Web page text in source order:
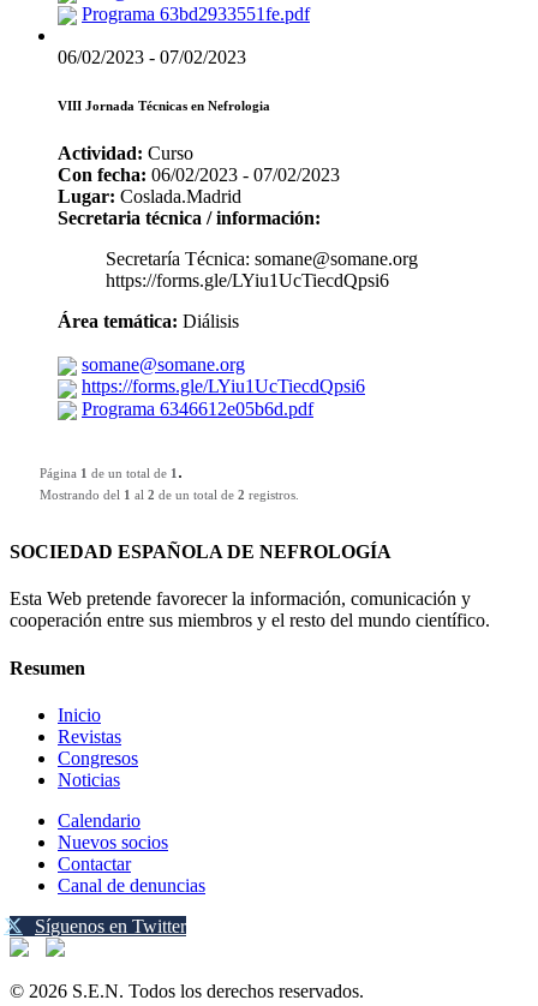
Programa 63bd2933551fe.pdf
06/02/2023 - 07/02/2023
VIII Jornada Técnicas en Nefrologia
Actividad: Curso
Con fecha: 06/02/2023 - 07/02/2023
Lugar: Coslada.Madrid
Secretaria técnica / información:
Secretaría Técnica: somane@somane.org
https://forms.gle/LYiu1UcTiecdQpsi6
Área temática: Diálisis
somane@somane.org
https://forms.gle/LYiu1UcTiecdQpsi6
Programa 6346612e05b6d.pdf
Página 1 de un total de 1 .
Mostrando del 1 al 2 de un total de 2 registros.
SOCIEDAD ESPAÑOLA DE NEFROLOGÍA
Esta Web pretende favorecer la información, comunicación y
cooperación entre sus miembros y el resto del mundo científico.
Resumen
Inicio
Revistas
Congresos
Noticias
Calendario
Nuevos socios
Contactar
Canal de denuncias
Síguenos en Twitter
© 2026 S.E.N. Todos los derechos reservados.